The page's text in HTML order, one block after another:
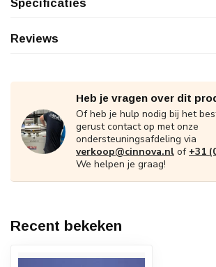
Specificaties
Reviews
Heb je vragen over dit
Of heb je hulp nodig bij het
gerust contact op met onze
ondersteuningsafdeling via
verkoop@cinnova.nl of +31
We helpen je graag!
Recent bekeken